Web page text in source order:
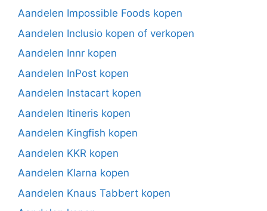
Aandelen Impossible Foods kopen
Aandelen Inclusio kopen of verkopen
Aandelen Innr kopen
Aandelen InPost kopen
Aandelen Instacart kopen
Aandelen Itineris kopen
Aandelen Kingfish kopen
Aandelen KKR kopen
Aandelen Klarna kopen
Aandelen Knaus Tabbert kopen